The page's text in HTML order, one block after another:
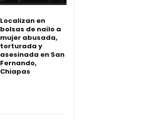
Localizan en
bolsas de nailo a
mujer abusada,
torturada y
asesinada en San
Fernando,
Chiapas